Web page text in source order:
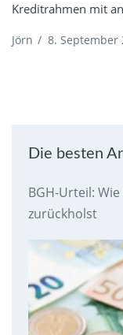
Kreditrahmen mit
Jörn / 8. September
Die besten
BGH-Urteil:
zurückholst